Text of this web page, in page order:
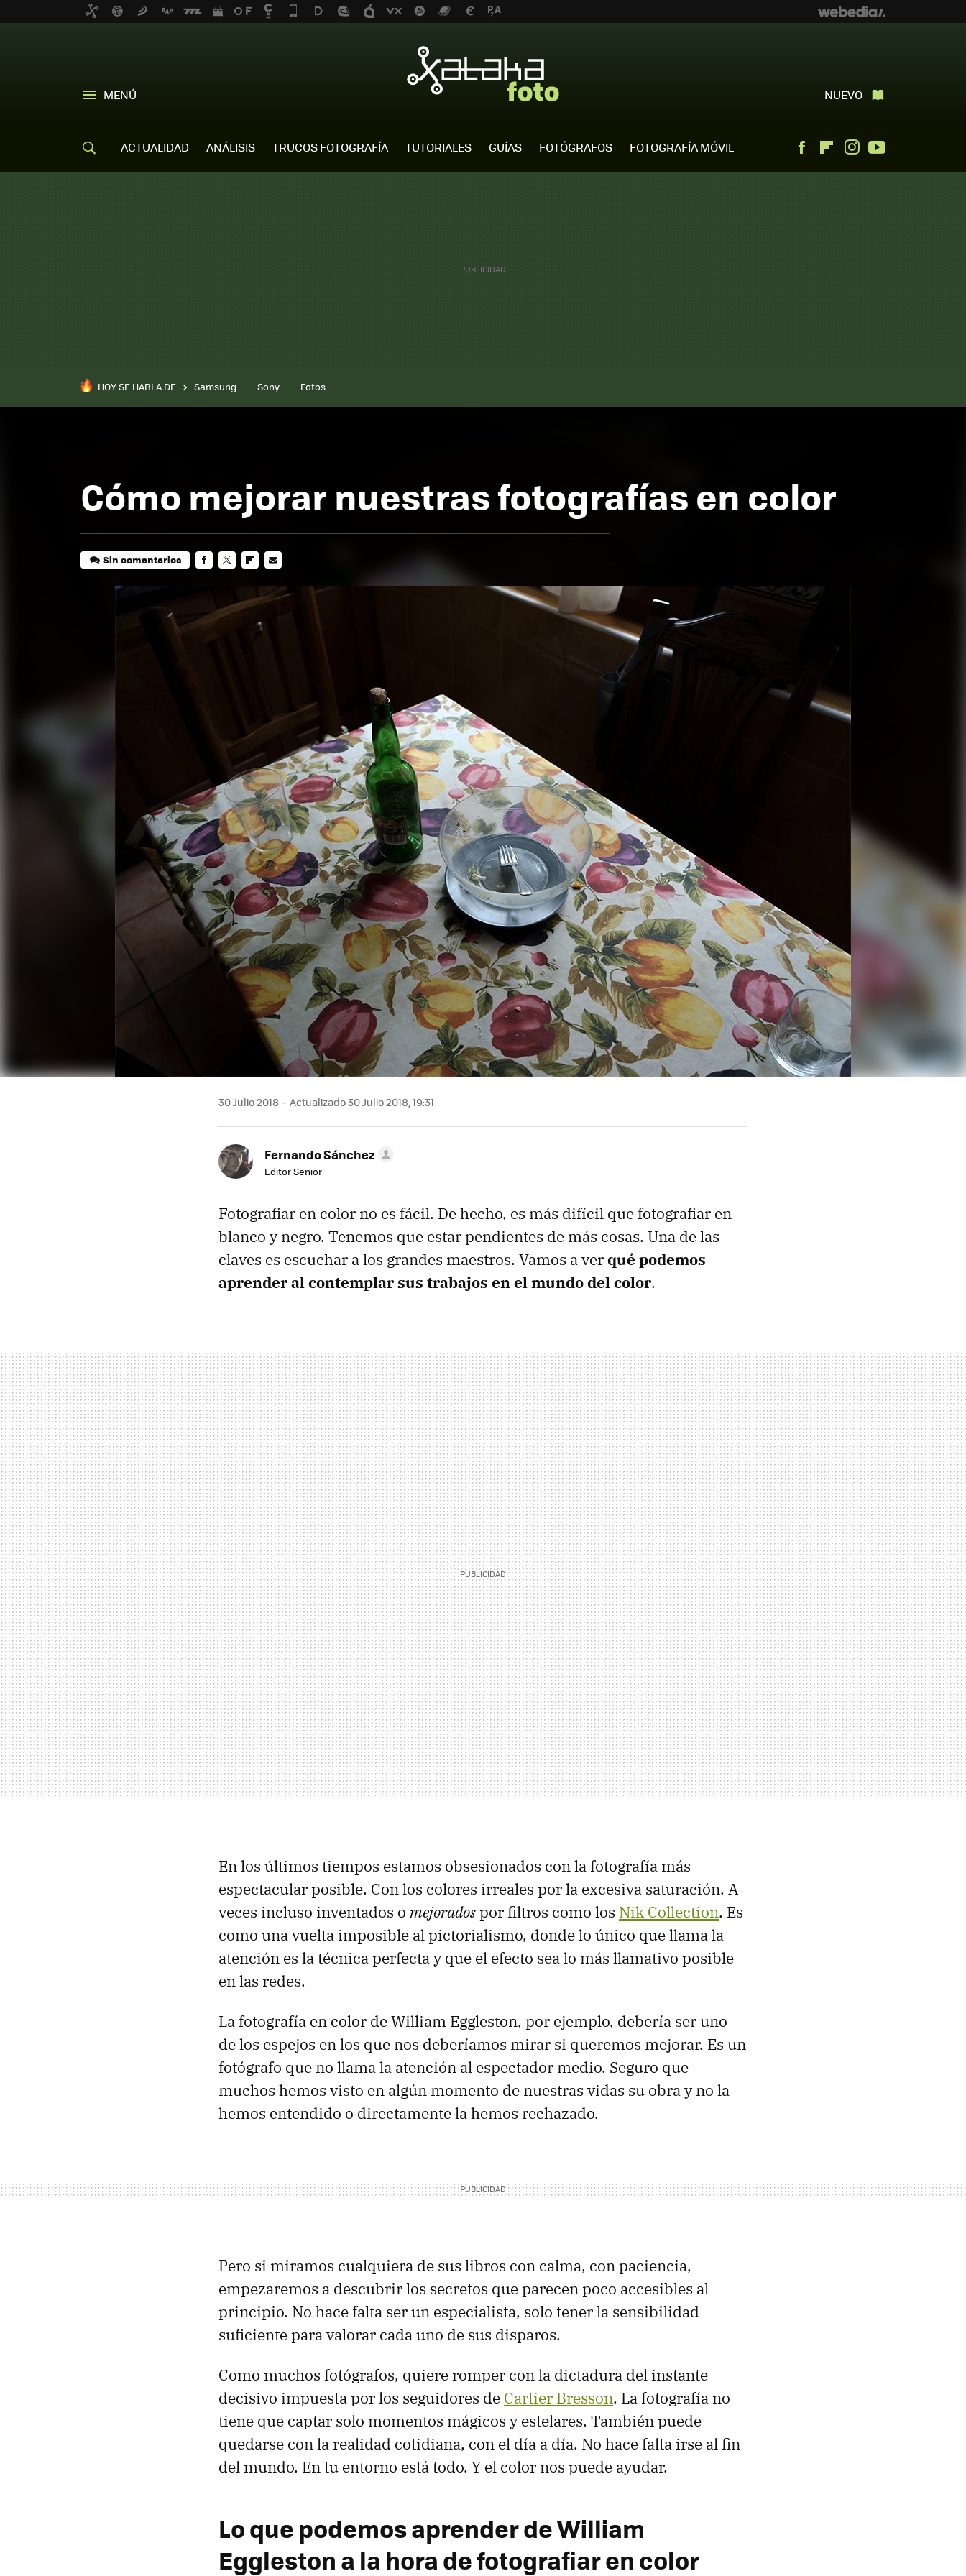
MENÚ NUEVO
ACTUALIDAD ANÁLISIS TRUCOS FOTOGRAFÍA TUTORIALES GUÍAS FOTÓGRAFOS FOTOGRAFÍA MÓVIL FacebookFlipboardInstagram
HOY SE HABLA DE Samsung Sony Fotos
Cómo mejorar nuestras fotografías en color
Sin comentarios
MAIL
30 Julio 2018 Actualizado 30 Julio 2018, 19:31
Fernando Sánchez
Editor Senior
Fotografiar en color no es fácil. De hecho, es más difícil que fotografiar en
blanco y negro. Tenemos que estar pendientes de más cosas. Una de las
claves es escuchar a los grandes maestros. Vamos a verqué podemos
aprender al contemplar sus trabajos en el mundo del color.
En los últimos tiempos estamos obsesionados con la fotografía más
espectacular posible. Con los colores irreales por la excesiva saturación. A
veces incluso inventados o mejoradospor filtros como los Nik Collection. Es
como una vuelta imposible al pictorialismo, donde lo único que llama la
atención es la técnica perfecta y que el efecto sea lo más llamativo posible
en las redes.
La fotografía en color de William Eggleston, por ejemplo, debería ser uno
de los espejos en los que nos deberíamos mirar si queremos mejorar. Es un
fotógrafo que no llama la atención al espectador medio. Seguro que
muchos hemos visto en algún momento de nuestras vidas su obra y no la
hemos entendido o directamente la hemos rechazado.
Pero si miramos cualquiera de sus libros con calma, con paciencia,
empezaremos a descubrir los secretos que parecen poco accesibles al
principio. No hace falta ser un especialista, solo tener la sensibilidad
suficiente para valorar cada uno de sus disparos.
Como muchos fotógrafos, quiere romper con la dictadura del instante
decisivo impuesta por los seguidores de Cartier Bresson. La fotografía no
tiene que captar solo momentos mágicos y estelares. También puede
quedarse con la realidad cotidiana, con el día a día. No hace falta irse al fin
del mundo. En tu entorno está todo. Y el color nos puede ayudar.
Lo que podemos aprender de William
Eggleston a la hora de fotografiar en color